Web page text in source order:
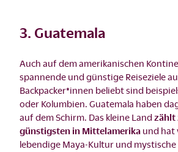
3. Guatemala
Auch auf dem amerikanischen
spannende und günstige Reiseziele
Backpacker*innen beliebt sind
oder Kolumbien. Guatemala haben
auf dem Schirm. Das kleine Land zählt
günstigsten in Mittelamerika und hat
lebendige Maya-Kultur und mystische